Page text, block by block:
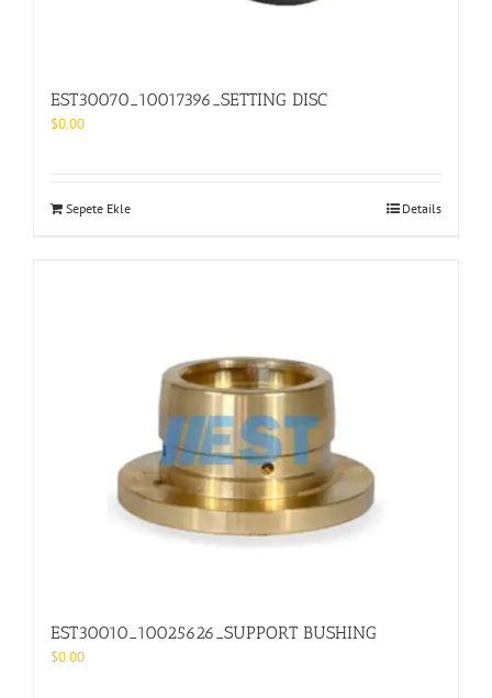
EST30070_10017396_SETTING DISC
$0.00
Sepete Ekle Details
EST30010_10025626_SUPPORT BUSHING
$0.00